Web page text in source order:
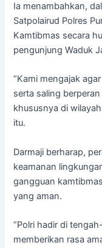
Ia menambahkan,
Satpolairud Polres
Kamtibmas secara
pengunjung Waduk
“Kami mengajak
serta saling
khususnya di
itu.
Darmaji berharap,
keamanan
gangguan
yang aman.
“Polri hadir di
memberikan rasa